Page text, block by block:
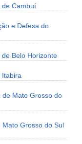
de Cambuí
e Defesa do
Belo Horizonte
Itabira
de Mato Grosso do
Mato Grosso do Sul